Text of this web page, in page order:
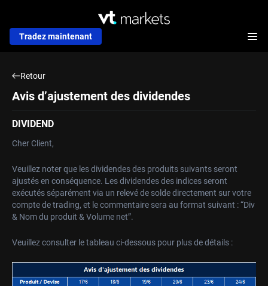
Tradez maintenant
Retour
Avis d’ajustement des dividendes
DIVIDEND
Cher Client,
Veuillez noter que les dividendes des produits suivants seront
ajustés en conséquence. Les dividendes des indices seront
exécutés séparément via un relevé de solde directement sur votre
compte de trading, et le commentaire sera au format suivant : “Div
& Nom du produit & Volume net”.
Veuillez consulter le tableau ci-dessous pour plus de détails :